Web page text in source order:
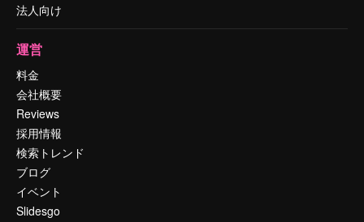
法人向け
運営
料金
会社概要
Reviews
採用情報
検索トレンド
ブログ
イベント
Slidesgo